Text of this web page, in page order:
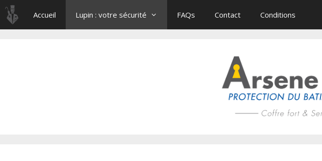
Aller
au
contenu
Accueil Lupin : votre sécurité FAQs Contact Conditions